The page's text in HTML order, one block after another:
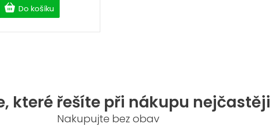
Do košíku
c
í
p
které řešíte při nákupu nejčastěji
Nakupujte bez obav